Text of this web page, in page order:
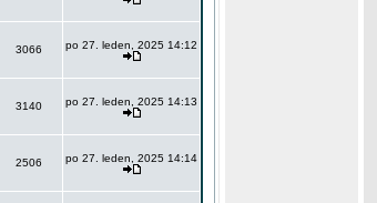
3066 po 27. leden, 2025 14:12
3140 po 27. leden, 2025 14:13
2506 po 27. leden, 2025 14:14